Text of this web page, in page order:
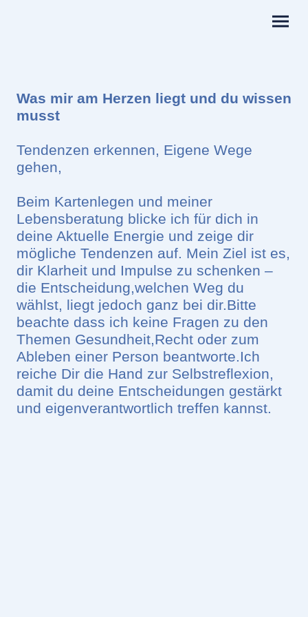
Was mir am Herzen liegt und du wissen
musst
Tendenzen erkennen, Eigene Wege
gehen,
Beim Kartenlegen und meiner
Lebensberatung blicke ich für dich in
deine Aktuelle Energie und zeige dir
mögliche Tendenzen auf. Mein Ziel ist es,
dir Klarheit und Impulse zu schenken –
die Entscheidung,welchen Weg du
wählst, liegt jedoch ganz bei dir.Bitte
beachte dass ich keine Fragen zu den
Themen Gesundheit,Recht oder zum
Ableben einer Person beantworte.Ich
reiche Dir die Hand zur Selbstreflexion,
damit du deine Entscheidungen gestärkt
und eigenverantwortlich treffen kannst.